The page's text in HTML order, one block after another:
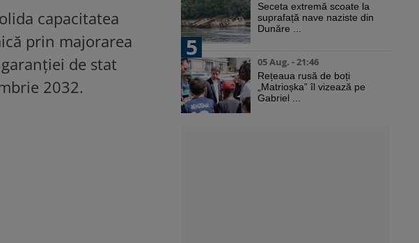
capacitatea
prin majorarea
de stat
2032.
Seceta extremă scoate la
suprafață nave naziste din
Dunăre ...
5
05 Aug. - 21:46
Rețeaua rusă de boți
„Matrioșka” îl vizează pe
Gabriel ...